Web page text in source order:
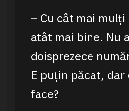
– Cu cât mai mulți
atât mai bine. Nu
doisprezece
E puțin păcat, dar
face?